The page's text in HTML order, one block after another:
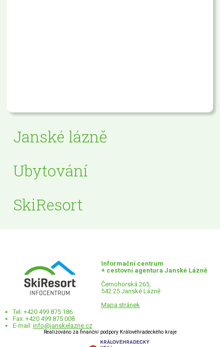
Janské lázně
Ubytování
SkiResort
Informační centrum
+ cestovní agentura Janské Lázně
Černohorská 265,
542 25 Janské Lázně
Mapa stránek
Tel: +420 499 875 186
Fax: +420 499 875 008
E-mail: info@janskelazne.cz
Realizováno za finanční podpory Královéhradeckého kraje